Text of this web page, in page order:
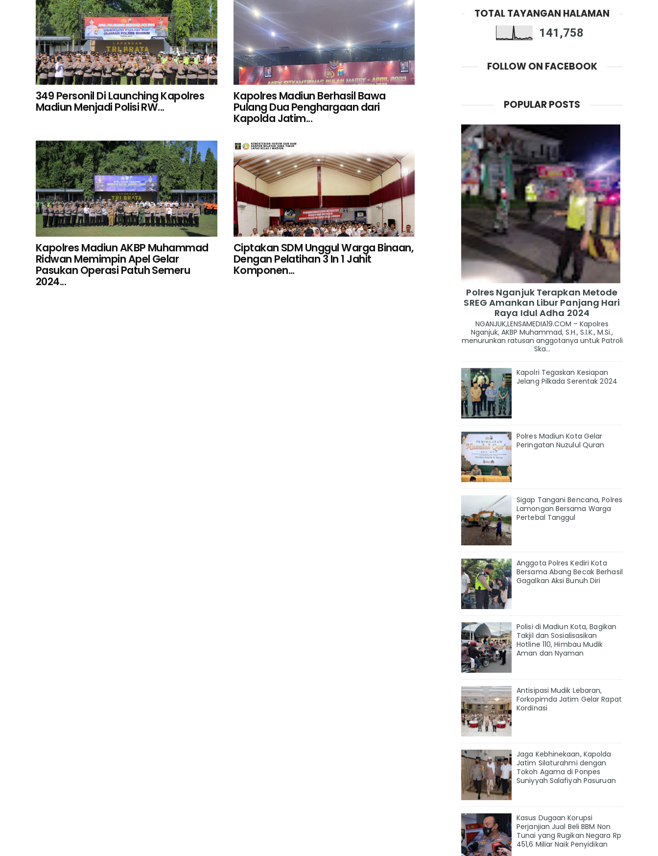
349 Personil Di Launching Kapolres
Madiun Menjadi Polisi RW...
Kapolres Madiun Berhasil Bawa
Pulang Dua Penghargaan dari
Kapolda Jatim...
Kapolres Madiun AKBP Muhammad
Ridwan Memimpin Apel Gelar
Pasukan Operasi Patuh Semeru
2024...
Ciptakan SDM Unggul Warga Binaan,
Dengan Pelatihan 3 In 1 Jahit
Komponen...
TOTAL TAYANGAN HALAMAN
141,758
FOLLOW ON FACEBOOK
POPULAR POSTS
Polres Nganjuk Terapkan Metode
SREG Amankan Libur Panjang Hari
Raya Idul Adha 2024
NGANJUK,LENSAMEDIA19.COM – Kapolres
Nganjuk, AKBP Muhammad, S.H., S.I.K., M.Si.,
menurunkan ratusan anggotanya untuk Patroli
Ska...
Kapolri Tegaskan Kesiapan
Jelang Pilkada Serentak 2024
Polres Madiun Kota Gelar
Peringatan Nuzulul Quran
Sigap Tangani Bencana, Polres
Lamongan Bersama Warga
Pertebal Tanggul
Anggota Polres Kediri Kota
Bersama Abang Becak Berhasil
Gagalkan Aksi Bunuh Diri
Polisi di Madiun Kota, Bagikan
Takjil dan Sosialisasikan
Hotline 110, Himbau Mudik
Aman dan Nyaman
Antisipasi Mudik Lebaran,
Forkopimda Jatim Gelar Rapat
Kordinasi
Jaga Kebhinekaan, Kapolda
Jatim Silaturahmi dengan
Tokoh Agama di Ponpes
Suniyyah Salafiyah Pasuruan
Kasus Dugaan Korupsi
Perjanjian Jual Beli BBM Non
Tunai yang Rugikan Negara Rp
451,6 Miliar Naik Penyidikan